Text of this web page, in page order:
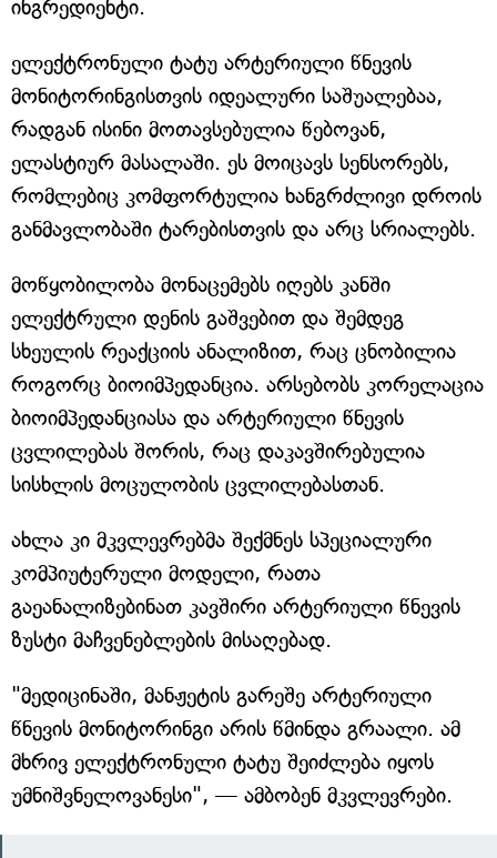
ინგრედიენტი.
ელექტრონული ტატუ არტერიული წნევის
მონიტორინგისთვის იდეალური საშუალებაა,
რადგან ისინი მოთავსებულია წებოვან,
ელასტიურ მასალაში. ეს მოიცავს სენსორებს,
რომლებიც კომფორტულია ხანგრძლივი დროის
განმავლობაში ტარებისთვის და არც სრიალებს.
მოწყობილობა მონაცემებს იღებს კანში
ელექტრული დენის გაშვებით და შემდეგ
სხეულის რეაქციის ანალიზით, რაც ცნობილია
როგორც ბიოიმპედანცია. არსებობს კორელაცია
ბიოიმპედანციასა და არტერიული წნევის
ცვლილებას შორის, რაც დაკავშირებულია
სისხლის მოცულობის ცვლილებასთან.
ახლა კი მკვლევრებმა შექმნეს სპეციალური
კომპიუტერული მოდელი, რათა
გაეანალიზებინათ კავშირი არტერიული წნევის
ზუსტი მაჩვენებლების მისაღებად.
"მედიცინაში, მანჟეტის გარეშე არტერიული
წნევის მონიტორინგი არის წმინდა გრაალი. ამ
მხრივ ელექტრონული ტატუ შეიძლება იყოს
უმნიშვნელოვანესი", — ამბობენ მკვლევრები.